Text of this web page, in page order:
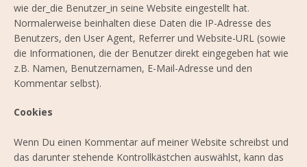
wie der_die Benutzer_in seine Website eingestellt hat.
Normalerweise beinhalten diese Daten die IP-Adresse des
Benutzers, den User Agent, Referrer und Website-URL (sowie
die Informationen, die der Benutzer direkt eingegeben hat wie
z.B. Namen, Benutzernamen, E-Mail-Adresse und den
Kommentar selbst).
Cookies
Wenn Du einen Kommentar auf meiner Website schreibst und
das darunter stehende Kontrollkästchen auswählst, kann das